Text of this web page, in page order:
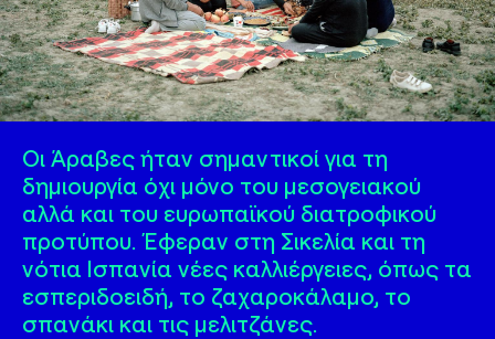
Οι Άραβες ήταν σημαντικοί για τη
δημιουργία όχι μόνο του μεσογειακού
αλλά και του ευρωπαϊκού διατροφικού
προτύπου. Έφεραν στη Σικελία και τη
νότια Ισπανία νέες καλλιέργειες, όπως τα
εσπεριδοειδή, το ζαχαροκάλαμο, το
σπανάκι και τις μελιτζάνες.